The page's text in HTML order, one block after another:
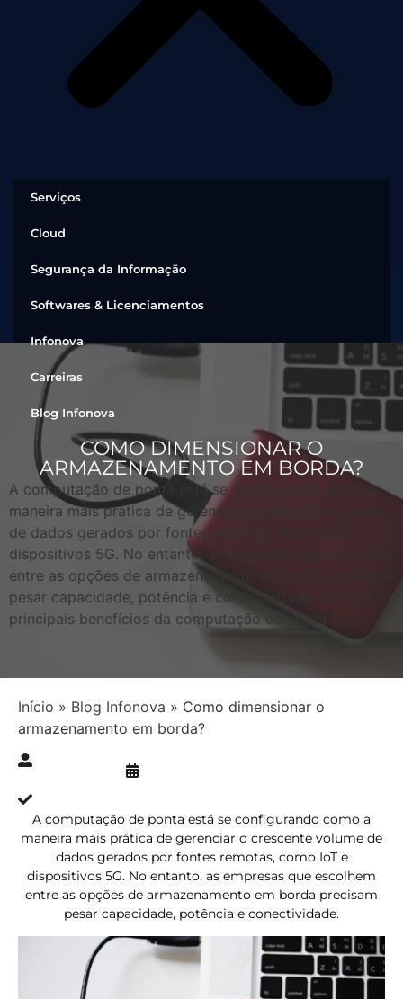
Serviços
Cloud
Segurança da Informação
Softwares & Licenciamentos
Infonova
Carreiras
Blog Infonova
COMO DIMENSIONAR O
ARMAZENAMENTO EM BORDA?
A computação de ponta está se configurando como a
maneira mais prática de gerenciar o crescente volume
de dados gerados por fontes remotas, como IoT e
dispositivos 5G. No entanto, as empresas que escolhem
entre as opções de armazenamento em borda precisam
pesar capacidade, potência e conectividade. Um dos
principais benefícios da computação de ponta […]
Início » Blog Infonova » Como dimensionar o
armazenamento em borda?
A computação de ponta está se configurando como a
maneira mais prática de gerenciar o crescente volume de
dados gerados por fontes remotas, como IoT e
dispositivos 5G. No entanto, as empresas que escolhem
entre as opções de armazenamento em borda precisam
pesar capacidade, potência e conectividade.